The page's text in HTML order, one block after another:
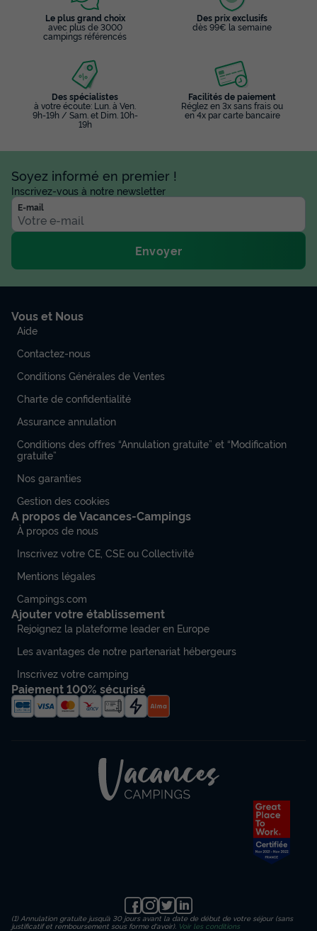
Le plus grand choix
avec plus de 3000
campings référencés
Des prix exclusifs
dès 99€ la semaine
Des spécialistes
à votre écoute: Lun. à Ven.
9h-19h / Sam. et Dim. 10h-
19h
Facilités de paiement
Réglez en 3x sans frais ou
en 4x par carte bancaire
Soyez informé en premier !
Inscrivez-vous à notre newsletter
E-mail
Envoyer
Vous et Nous
Aide
Contactez-nous
Conditions Générales de Ventes
Charte de confidentialité
Assurance annulation
Conditions des offres “Annulation gratuite” et “Modification
gratuite”
Nos garanties
Gestion des cookies
A propos de Vacances-Campings
À propos de nous
Inscrivez votre CE, CSE ou Collectivité
Mentions légales
Campings.com
Ajouter votre établissement
Rejoignez la plateforme leader en Europe
Les avantages de notre partenariat hébergeurs
Inscrivez votre camping
Paiement 100% sécurisé
(1) Annulation gratuite jusqu’à 30 jours avant la date de début de votre séjour (sans
justificatif et remboursement sous forme d'avoir). Voir les conditions